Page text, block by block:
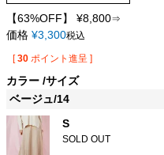
【63%OFF】 ¥8,800⇒
価格 ¥3,300税込
[ 30 ポイント進呈 ]
カラー サイズ
ベージュ/14
S
SOLD OUT